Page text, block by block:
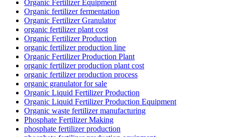
Organic Fertilizer Equipment
Organic fertilizer fermentation
Organic Fertilizer Granulator
organic fertilizer plant cost
Organic Fertilizer Production
organic fertilizer production line
Organic Fertilizer Production Plant
organic fertilizer production plant cost
organic fertilizer production process
organic granulator for sale
Organic Liquid Fertilizer Production
Organic Liquid Fertilizer Production Equipment
Organic waste fertilizer manufacturing
Phosphate Fertilizer Making
phosphate fertilizer production